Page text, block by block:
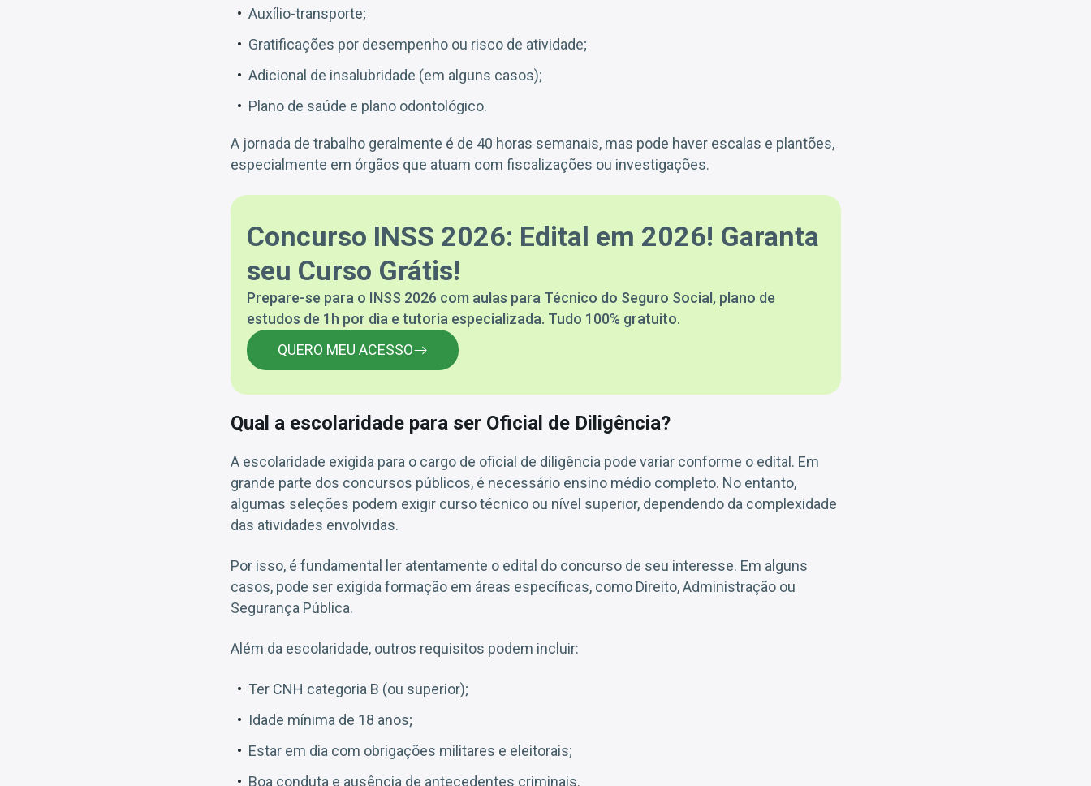
Auxílio-transporte;
Gratificações por desempenho ou risco de atividade;
Adicional de insalubridade (em alguns casos);
Plano de saúde e plano odontológico.
A jornada de trabalho geralmente é de 40 horas semanais, mas pode haver escalas e plantões,
especialmente em órgãos que atuam com fiscalizações ou investigações.
Concurso INSS 2026: Edital em 2026! Garanta
seu Curso Grátis!
Prepare-se para o INSS 2026 com aulas para Técnico do Seguro Social, plano de
estudos de 1h por dia e tutoria especializada. Tudo 100% gratuito.
QUERO MEU ACESSO
Qual a escolaridade para ser Oficial de Diligência?
A escolaridade exigida para o cargo de oficial de diligência pode variar conforme o edital. Em
grande parte dos concursos públicos, é necessário ensino médio completo. No entanto,
algumas seleções podem exigir curso técnico ou nível superior, dependendo da complexidade
das atividades envolvidas.
Por isso, é fundamental ler atentamente o edital do concurso de seu interesse. Em alguns
casos, pode ser exigida formação em áreas específicas, como Direito, Administração ou
Segurança Pública.
Além da escolaridade, outros requisitos podem incluir:
Ter CNH categoria B (ou superior);
Idade mínima de 18 anos;
Estar em dia com obrigações militares e eleitorais;
Boa conduta e ausência de antecedentes criminais.